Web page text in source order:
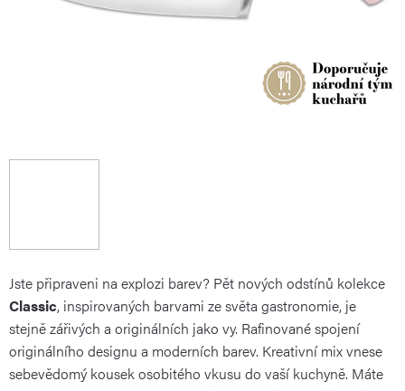
Jste připraveni na explozi barev? Pět nových odstínů kolekce
Classic, inspirovaných barvami ze světa gastronomie, je
stejně zářivých a originálních jako vy. Rafinované spojení
originálního designu a moderních barev. Kreativní mix vnese
sebevědomý kousek osobitého vkusu do vaší kuchyně. Máte